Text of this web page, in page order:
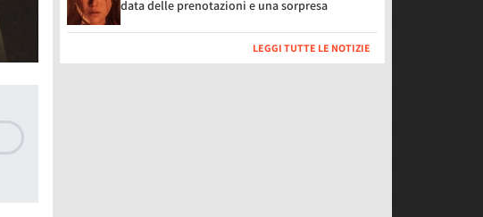
data delle prenotazioni e una sorpresa
LEGGI TUTTE LE NOTIZIE